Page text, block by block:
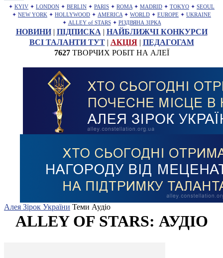
✦ KYIV ✦ LONDON ✦ BERLIN ✦ PARIS ✦ ROMA ✦ MADRID ✦ TOKYO ✦ SEOUL
✦ NEW YORK ✦ HOLLYWOOD ✦ AMERICA ✦ WORLD ✦ EUROPE ✦ UKRAINE
✦ ALLEY of STARS ✦ РІЗДВЯНА ЗІРКА
НОВИНИ| ПІДПИСКА | НАЙБЛИЖЧІ КОНКУРСИ
ВСІ ТАЛАНТИ ТУТ| АКЦІЯ| ПЕДАГОГАМ
7627ТВОРЧИХ РОБІТ НА АЛЕЇ
Алея Зірок України Теми Аудіо
ALLEY OF STARS: АУДІО